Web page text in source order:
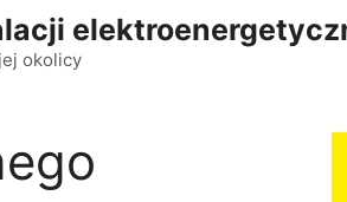
okolicy